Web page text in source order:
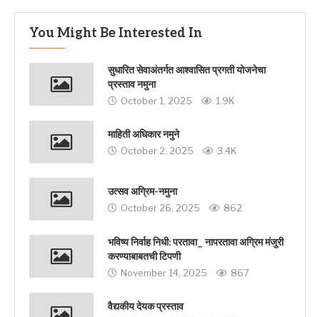
You Might Be Interested In
सुधारित सेवाअंतर्गत आश्वासित प्रगती योजनेचा
प्रस्ताव नमुना
October 1, 2025 1.9K
माहिती अधिकार नमुने
October 2, 2025 3.4K
उत्सव अग्रिम-नमुना
October 26, 2025 862
भविष्य निर्वाह निधी: परतावा_ नापरतावा अग्रिम मंजुरी
करण्याबाबतची टिपणी
November 14, 2025 867
वैद्यकीय देयक प्रस्ताव